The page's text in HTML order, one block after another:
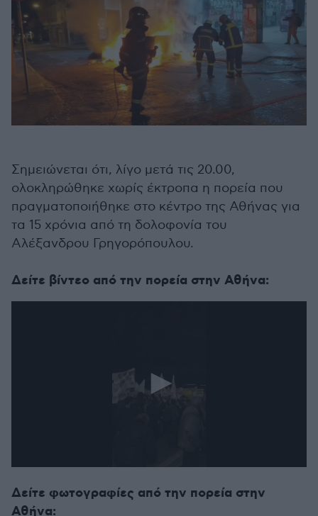
Σημειώνεται ότι, λίγο μετά τις 20.00,
ολοκληρώθηκε χωρίς έκτροπα η πορεία που
πραγματοποιήθηκε στο κέντρο της Αθήνας για
τα 15 χρόνια από τη δολοφονία του
Αλέξανδρου Γρηγορόπουλου.
Δείτε βίντεο από την πορεία στην Αθήνα:
of
23
Δείτε φωτογραφίες από την πορεία στην
Αθήνα: